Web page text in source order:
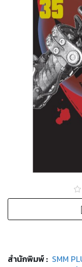
สำนักพิมพ์: SMM